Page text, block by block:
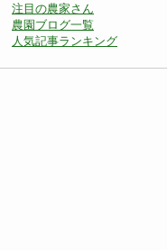
注目の農家さん
農園ブログ一覧
人気記事ランキング